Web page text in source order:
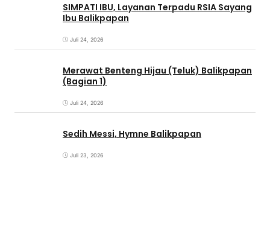
SIMPATI IBU, Layanan Terpadu RSIA Sayang
Ibu Balikpapan
Juli 24, 2026
Merawat Benteng Hijau (Teluk) Balikpapan
(Bagian 1)
Juli 24, 2026
Sedih Messi, Hymne Balikpapan
Juli 23, 2026